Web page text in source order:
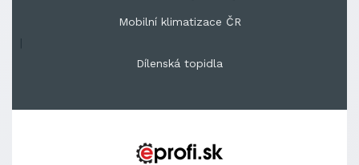
Mobilní klimatizace ČR
|
Dílenská topidla